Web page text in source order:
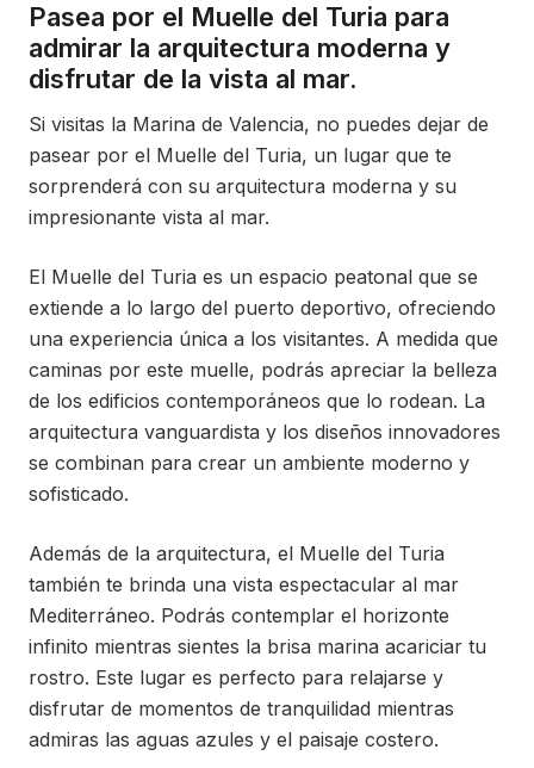
Pasea por el Muelle del Turia para
admirar la arquitectura moderna y
disfrutar de la vista al mar.
Si visitas la Marina de Valencia, no puedes dejar de
pasear por el Muelle del Turia, un lugar que te
sorprenderá con su arquitectura moderna y su
impresionante vista al mar.
El Muelle del Turia es un espacio peatonal que se
extiende a lo largo del puerto deportivo, ofreciendo
una experiencia única a los visitantes. A medida que
caminas por este muelle, podrás apreciar la belleza
de los edificios contemporáneos que lo rodean. La
arquitectura vanguardista y los diseños innovadores
se combinan para crear un ambiente moderno y
sofisticado.
Además de la arquitectura, el Muelle del Turia
también te brinda una vista espectacular al mar
Mediterráneo. Podrás contemplar el horizonte
infinito mientras sientes la brisa marina acariciar tu
rostro. Este lugar es perfecto para relajarse y
disfrutar de momentos de tranquilidad mientras
admiras las aguas azules y el paisaje costero.